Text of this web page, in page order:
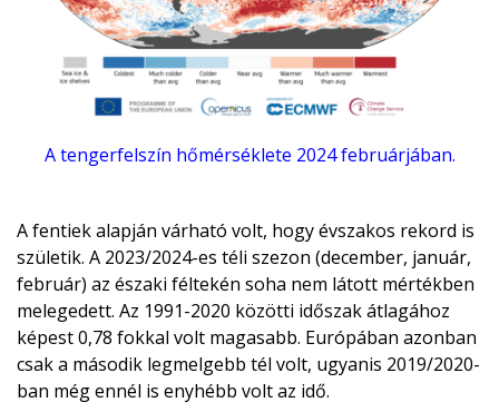
A tengerfelszín hőmérséklete 2024 februárjában.
A fentiek alapján várható volt, hogy évszakos rekord is
születik. A 2023/2024-es téli szezon (december, január,
február) az északi féltekén soha nem látott mértékben
melegedett. Az 1991-2020 közötti időszak átlagához
képest 0,78 fokkal volt magasabb. Európában azonban
csak a második legmelgebb tél volt, ugyanis 2019/2020-
ban még ennél is enyhébb volt az idő.